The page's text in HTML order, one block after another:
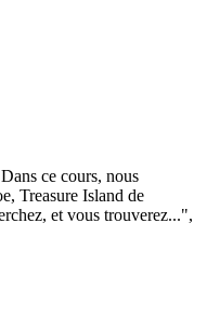
ce cours, nous
Treasure Island de
et vous trouverez...",